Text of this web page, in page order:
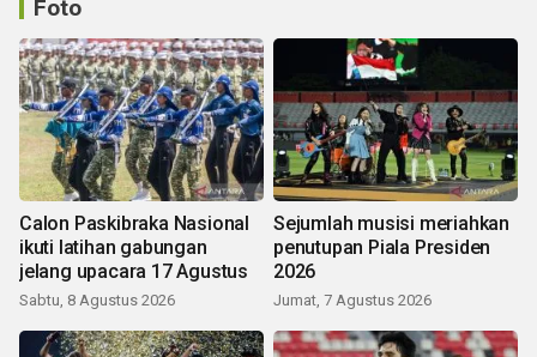
Foto
Calon Paskibraka Nasional
ikuti latihan gabungan
jelang upacara 17 Agustus
Sabtu, 8 Agustus 2026
Sejumlah musisi meriahkan
penutupan Piala Presiden
2026
Jumat, 7 Agustus 2026